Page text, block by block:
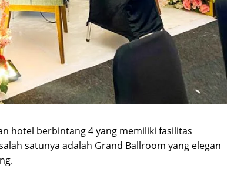
hotel berbintang 4 yang memiliki fasilitas
satunya adalah Grand Ballroom yang elegan